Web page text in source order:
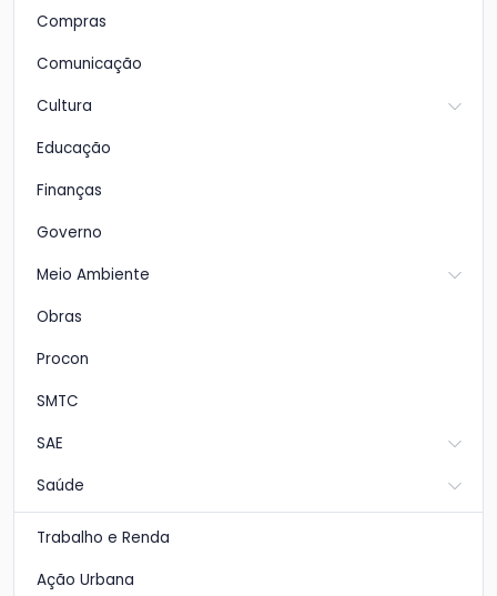
Compras
Comunicação
Cultura
Educação
Finanças
Governo
Meio Ambiente
Obras
Procon
SMTC
SAE
Saúde
Trabalho e Renda
Ação Urbana